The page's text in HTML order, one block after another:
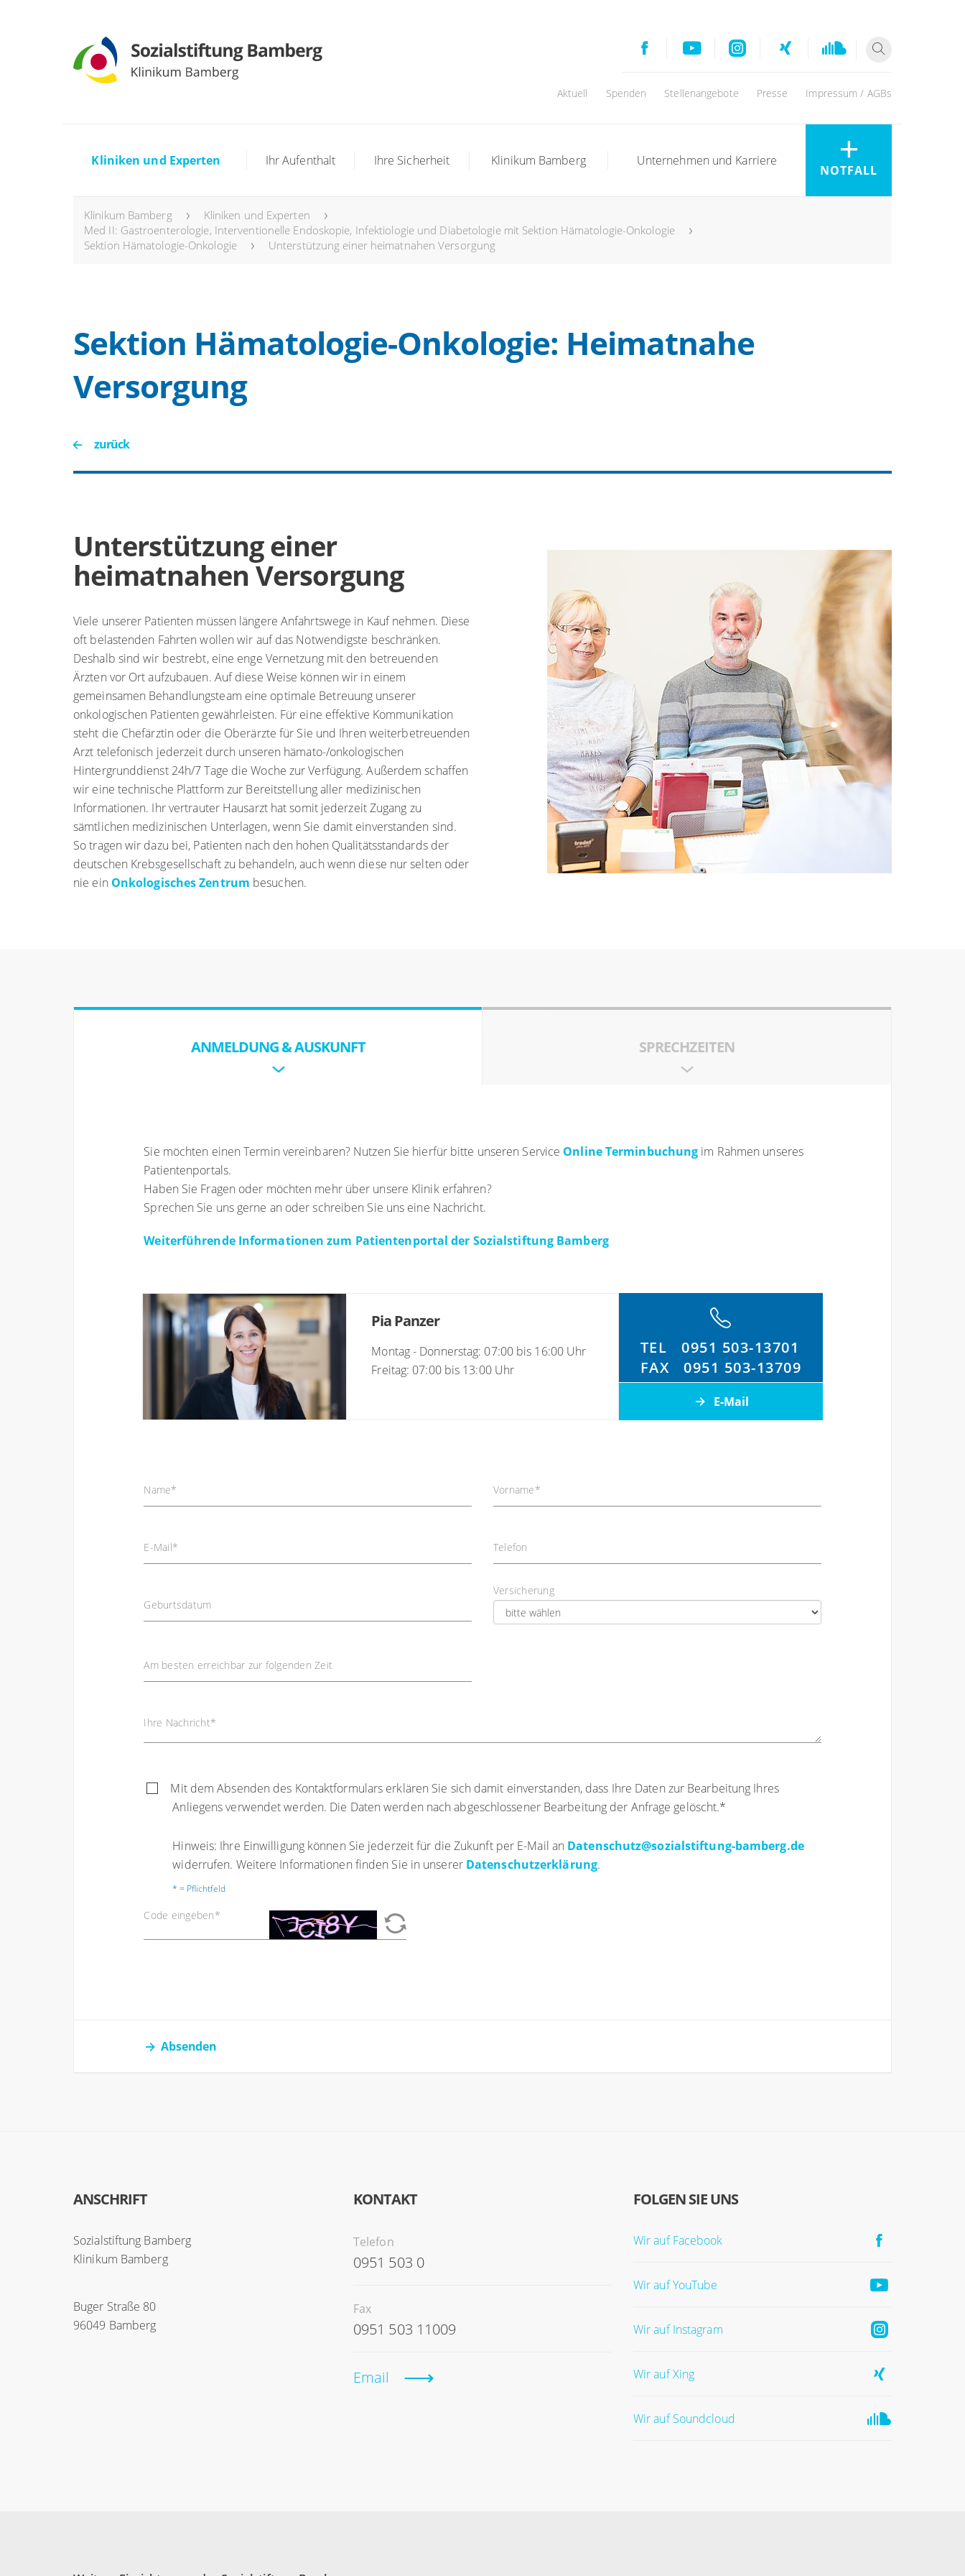
Aktuell Spenden Stellenangebote Presse Impressum / AGBs
Kliniken und Experten Ihr Aufenthalt Ihre Sicherheit Klinikum Bamberg Unternehmen und Karriere
NOTFALL
Klinikum Bamberg
Kliniken und Experten
Med II: Gastroenterologie, Interventionelle Endoskopie, Infektiologie und Diabetologie mit Sektion Hämatologie-Onkologie
Sektion Hämatologie-Onkologie
Unterstützung einer heimatnahen Versorgung
Sektion Hämatologie-Onkologie: Heimatnahe
Versorgung
zurück
Unterstützung einer
heimatnahen Versorgung
Viele unserer Patienten müssen längere Anfahrtswege in Kauf nehmen. Diese
oft belastenden Fahrten wollen wir auf das Notwendigste beschränken.
Deshalb sind wir bestrebt, eine enge Vernetzung mit den betreuenden
Ärzten vor Ort aufzubauen. Auf diese Weise können wir in einem
gemeinsamen Behandlungsteam eine optimale Betreuung unserer
onkologischen Patienten gewährleisten. Für eine effektive Kommunikation
steht die Chefärztin oder die Oberärzte für Sie und Ihren weiterbetreuenden
Arzt telefonisch jederzeit durch unseren hämato-/onkologischen
Hintergrunddienst 24h/7 Tage die Woche zur Verfügung. Außerdem schaffen
wir eine technische Plattform zur Bereitstellung aller medizinischen
Informationen. Ihr vertrauter Hausarzt hat somit jederzeit Zugang zu
sämtlichen medizinischen Unterlagen, wenn Sie damit einverstanden sind.
So tragen wir dazu bei, Patienten nach den hohen Qualitätsstandards der
deutschen Krebsgesellschaft zu behandeln, auch wenn diese nur selten oder
nie ein Onkologisches Zentrum besuchen.
ANMELDUNG & AUSKUNFT SPRECHZEITEN
Sie möchten einen Termin vereinbaren? Nutzen Sie hierfür bitte unseren Service Online Terminbuchung im Rahmen unseres
Patientenportals.
Haben Sie Fragen oder möchten mehr über unsere Klinik erfahren?
Sprechen Sie uns gerne an oder schreiben Sie uns eine Nachricht.
Weiterführende Informationen zum Patientenportal der Sozialstiftung Bamberg
Pia Panzer
Montag - Donnerstag: 07:00 bis 16:00 Uhr
Freitag: 07:00 bis 13:00 Uhr
TEL
0951 503-13701
FAX
0951 503-13709
E-Mail
Name* Vorname*
E-Mail* Telefon
Geburtsdatum
Versicherung
Am besten erreichbar zur folgenden Zeit
Ihre Nachricht*
Mit dem Absenden des Kontaktformulars erklären Sie sich damit einverstanden, dass Ihre Daten zur Bearbeitung Ihres
Anliegens verwendet werden. Die Daten werden nach abgeschlossener Bearbeitung der Anfrage gelöscht.*
Hinweis: Ihre Einwilligung können Sie jederzeit für die Zukunft per E-Mail an Datenschutz@sozialstiftung-bamberg.de
widerrufen. Weitere Informationen finden Sie in unserer Datenschutzerklärung.
* = Pflichtfeld
Code eingeben*
Absenden
ANSCHRIFT
Sozialstiftung Bamberg
Klinikum Bamberg
Buger Straße 80
96049 Bamberg
KONTAKT
Telefon
0951 503 0
Fax
0951 503 11009
Email
FOLGEN SIE UNS
Wir auf Facebook
Wir auf YouTube
Wir auf Instagram
Wir auf Xing
Wir auf Soundcloud